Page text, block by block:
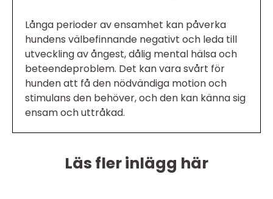
Långa perioder av ensamhet kan påverka
hundens välbefinnande negativt och leda till
utveckling av ångest, dålig mental hälsa och
beteendeproblem. Det kan vara svårt för
hunden att få den nödvändiga motion och
stimulans den behöver, och den kan känna sig
ensam och uttråkad.
Läs fler inlägg här